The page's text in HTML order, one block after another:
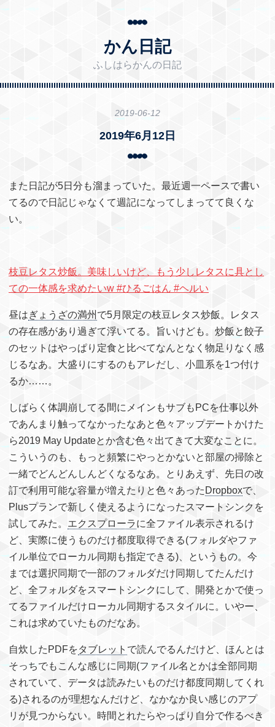
かん日記
ふしはらかんの日記
2019-06-12
2019年6月12日
また日記が5日分も溜まっていた。最近週一ペースで書い
てるので日記じゃなくて週記になってしまってて良くな
い。
枝豆レタス炒飯。美味しいけど、もう少しレタスに具とし
ての一体感を求めたいw #ひるごはん #ヘルい
昼はぎょうざの満州 で5月限定の枝豆レタス炒飯。レタス
の存在感があり過ぎて浮いてる。旨いけども。炒飯と餃子
のセットはやっぱり定食と比べてなんとなく物足りなく感
じるなあ。大盛りにするのもアレだし、小皿系を1つ付け
るか……。
しばらく体調崩してる間にメインもサブもPCを仕事以外
であんまり触ってなかったなあと色々アップデートかけた
ら2019 May Updateとか含む色々出てきて大変なことに。
こういうのも、もっと頻繁にやっとかないと部屋の掃除と
一緒でどんどんしんどくなるなあ。とりあえず、先日の改
訂で利用可能な容量が増えたりと色々あった Dropboxで、
Plusプランで新しく使えるようになったスマートシンクを
試してみた。 エクスプローラに全ファイル表示されるけ
ど、実際に使うものだけ都度取得できる(フォルダやファ
イル単位でローカル同期も指定できる)、というもの。今
までは選択同期で一部のフォルダだけ同期してたんだけ
ど、全フォルダをスマートシンクにして、開発とかで使っ
てるファイルだけローカル同期するスタイルに。いやー、
これは求めていたものだなあ。
自炊したPDFをタブレット で読んでるんだけど、ほんとは
そっちでもこんな感じに同期(ファイル名とかは全部同期
されていて、データは読みたいものだけ都度同期してくれ
る)されるのが理想なんだけど、なかなか良い感じのアプ
リが見つからない。時間とれたらやっぱり自分で作るべき